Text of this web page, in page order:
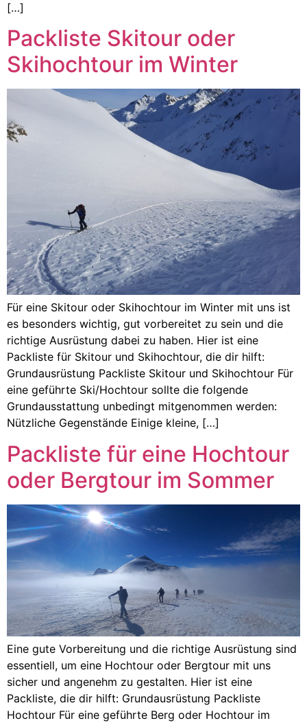
[…]
Packliste Skitour oder
Skihochtour im Winter
Für eine Skitour oder Skihochtour im Winter mit uns ist
es besonders wichtig, gut vorbereitet zu sein und die
richtige Ausrüstung dabei zu haben. Hier ist eine
Packliste für Skitour und Skihochtour, die dir hilft:
Grundausrüstung Packliste Skitour und Skihochtour Für
eine geführte Ski/Hochtour sollte die folgende
Grundausstattung unbedingt mitgenommen werden:
Nützliche Gegenstände Einige kleine, […]
Packliste für eine Hochtour
oder Bergtour im Sommer
Eine gute Vorbereitung und die richtige Ausrüstung sind
essentiell, um eine Hochtour oder Bergtour mit uns
sicher und angenehm zu gestalten. Hier ist eine
Packliste, die dir hilft: Grundausrüstung Packliste
Hochtour Für eine geführte Berg oder Hochtour im